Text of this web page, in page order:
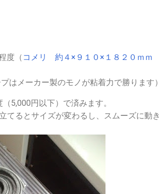
度（ コメリ 約４×９１０×１８２０ｍｍ
はメーカー製のモノが粘着力で勝ります）
5,000円以下）で済みます。
るとサイズが変わるし、スムーズに動き